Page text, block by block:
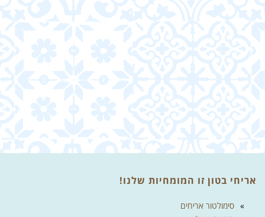
אריחי בטון זו המומחיות שלנו!
סימולטור אריחים